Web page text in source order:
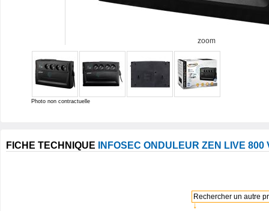
zoom
Photo non contractuelle
FICHE TECHNIQUE INFOSEC ONDULEUR ZEN LIVE 800
↓
Rechercher un autre